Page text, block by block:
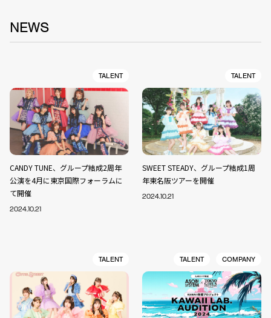
NEWS
TALENT
CANDY TUNE、グループ結成2周年
公演を4月に東京国際フォーラムに
て開催
2024.10.21
TALENT
SWEET STEADY、グループ結成1周
年東名阪ツアーを開催
2024.10.21
TALENT TALENT COMPANY